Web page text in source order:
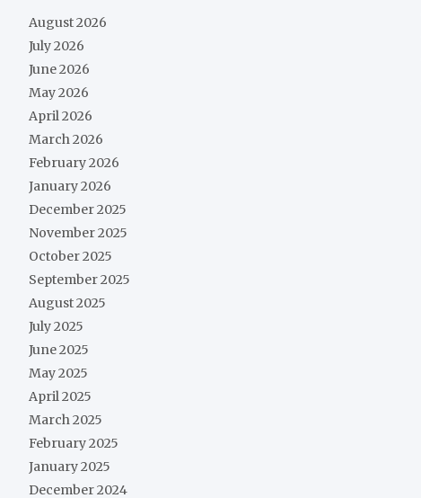
August 2026
July 2026
June 2026
May 2026
April 2026
March 2026
February 2026
January 2026
December 2025
November 2025
October 2025
September 2025
August 2025
July 2025
June 2025
May 2025
April 2025
March 2025
February 2025
January 2025
December 2024